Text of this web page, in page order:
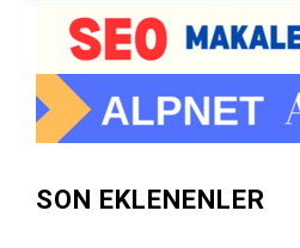
SON EKLENENLER